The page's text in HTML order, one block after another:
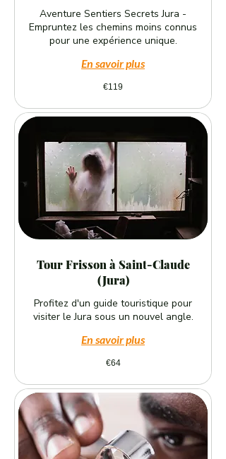
Aventure Sentiers Secrets Jura -
Empruntez les chemins moins connus
pour une expérience unique.
En savoir plus
€119
Tour Frisson à Saint-Claude
(Jura)
Profitez d'un guide touristique pour
visiter le Jura sous un nouvel angle.
En savoir plus
€64